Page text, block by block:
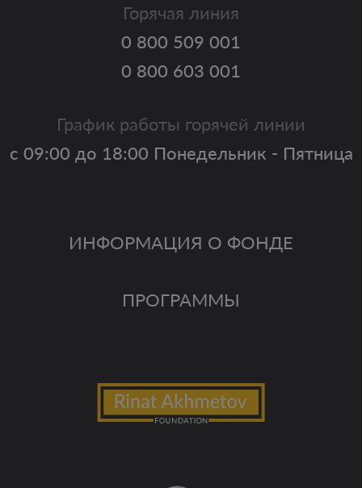
ИНФОРМАЦИЯ О ФОНДЕ
ПРОГРАММЫ
Горячая линия
0 800 509 001
0 800 603 001
График работы горячей линии
с 09:00 до 18:00 Понедельник - Пятница